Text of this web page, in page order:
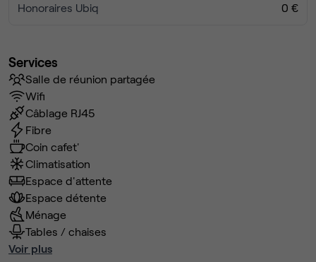
Honoraires Ubiq 0 €
Services
Salle de réunion partagée
Wifi
Câblage RJ45
Fibre
Coin cafet'
Climatisation
Espace d'attente
Espace détente
Ménage
Tables / chaises
Voir plus